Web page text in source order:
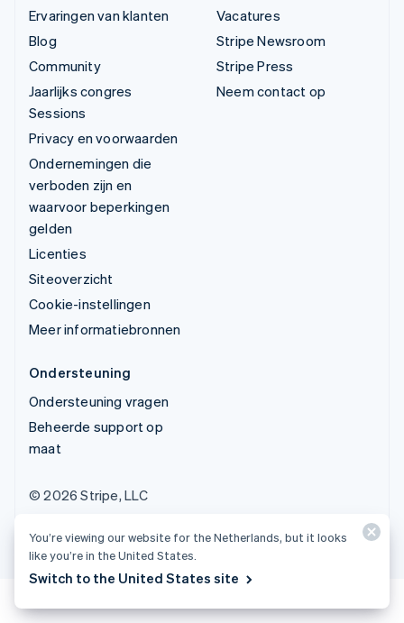
Ervaringen van klanten
Blog
Community
Jaarlijks congres
Sessions
Privacy en voorwaarden
Ondernemingen die
verboden zijn en
waarvoor beperkingen
gelden
Licenties
Siteoverzicht
Cookie-instellingen
Meer informatiebronnen
Vacatures
Stripe Newsroom
Stripe Press
Neem contact op
Ondersteuning
Ondersteuning vragen
Beheerde support op
maat
© 2026 Stripe, LLC
You’re viewing our website for the Netherlands, but it looks
like you’re in the United States.
Switch to the United States site